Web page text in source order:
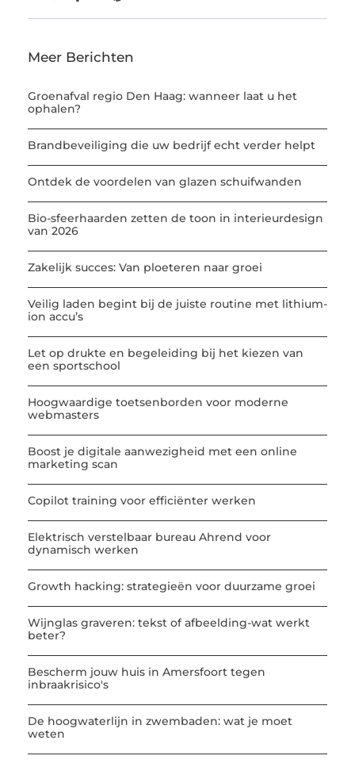
Meer Berichten
Groenafval regio Den Haag: wanneer laat u het
ophalen?
Brandbeveiliging die uw bedrijf echt verder helpt
Ontdek de voordelen van glazen schuifwanden
Bio-sfeerhaarden zetten de toon in interieurdesign
van 2026
Zakelijk succes: Van ploeteren naar groei
Veilig laden begint bij de juiste routine met lithium-
ion accu’s
Let op drukte en begeleiding bij het kiezen van
een sportschool
Hoogwaardige toetsenborden voor moderne
webmasters
Boost je digitale aanwezigheid met een online
marketing scan
Copilot training voor efficiënter werken
Elektrisch verstelbaar bureau Ahrend voor
dynamisch werken
Growth hacking: strategieën voor duurzame groei
Wijnglas graveren: tekst of afbeelding-wat werkt
beter?
Bescherm jouw huis in Amersfoort tegen
inbraakrisico's
De hoogwaterlijn in zwembaden: wat je moet
weten